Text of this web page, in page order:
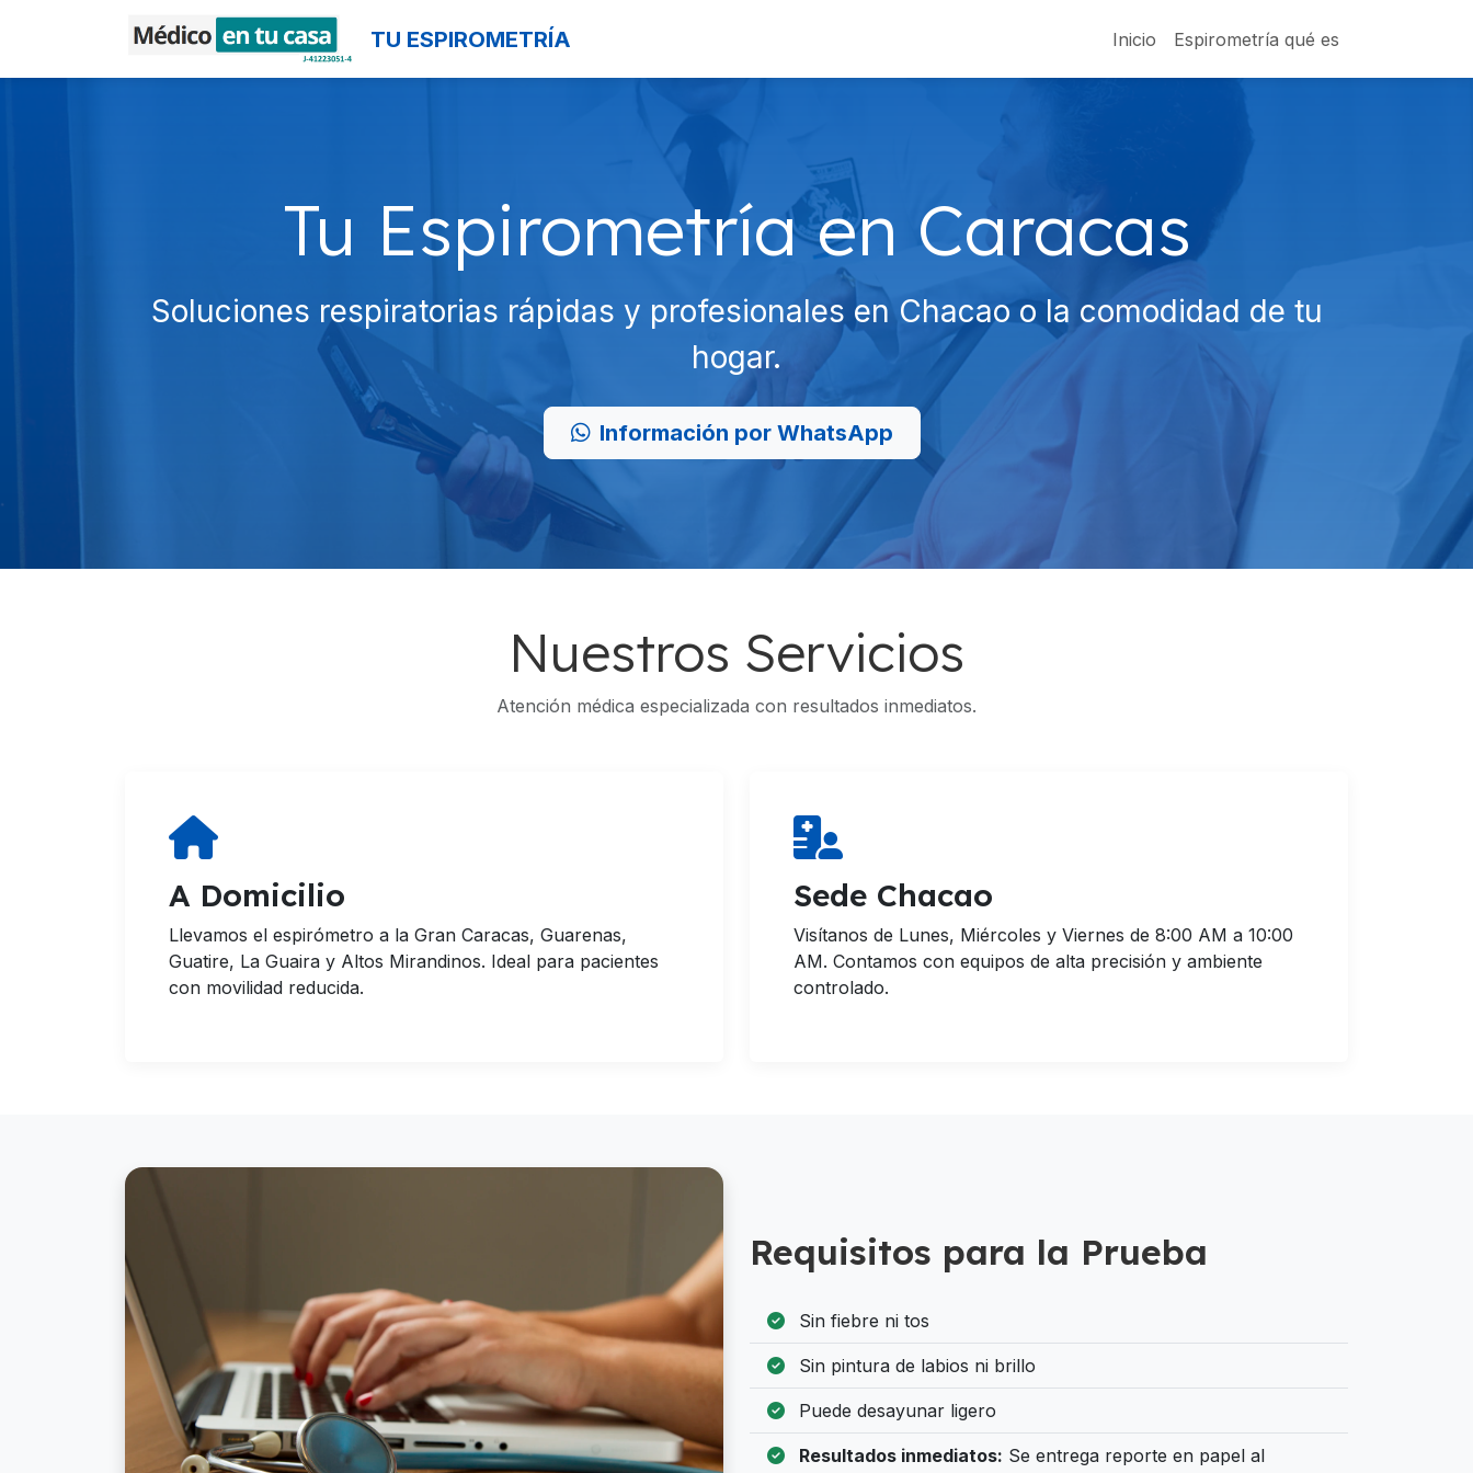
TU ESPIROMETRÍA Inicio Espirometría qué es
Tu Espirometría en Caracas
Soluciones respiratorias rápidas y profesionales en Chacao o la comodidad de tu
hogar.
Información por WhatsApp
Nuestros Servicios
Atención médica especializada con resultados inmediatos.
A Domicilio
Llevamos el espirómetro a la Gran Caracas, Guarenas,
Guatire, La Guaira y Altos Mirandinos. Ideal para pacientes
con movilidad reducida.
Sede Chacao
Visítanos de Lunes, Miércoles y Viernes de 8:00 AM a 10:00
AM. Contamos con equipos de alta precisión y ambiente
controlado.
Requisitos para la Prueba
Sin fiebre ni tos
Sin pintura de labios ni brillo
Puede desayunar ligero
Resultados inmediatos: Se entrega reporte en papel al